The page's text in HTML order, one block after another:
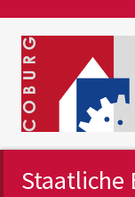
Staatliche